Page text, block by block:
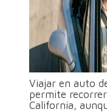
Viajar en auto
permite
California,